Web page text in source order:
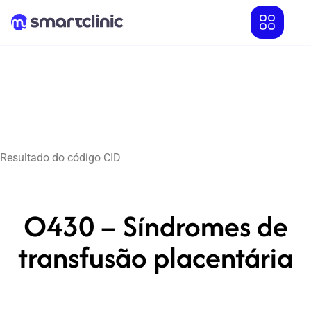
Resultado do código CID
O430 – Síndromes de
transfusão placentária